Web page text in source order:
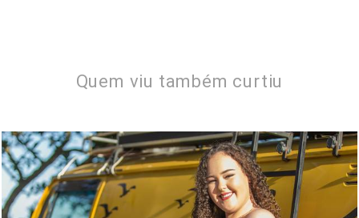
Quem viu também curtiu